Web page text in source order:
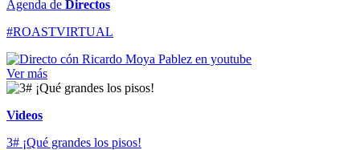
Agenda de Directos
#ROASTVIRTUAL
Ver más
Videos
3# ¡Qué grandes los pisos!